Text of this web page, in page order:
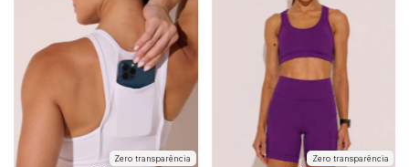
Zero transparência Zero transparência